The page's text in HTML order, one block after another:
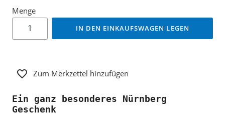
Menge
IN DEN EINKAUFSWAGEN LEGEN
Zum Merkzettel hinzufügen
Ein ganz besonderes Nürnberg
Geschenk